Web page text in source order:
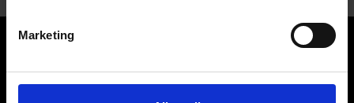
Marketing
LIMPEZA REX